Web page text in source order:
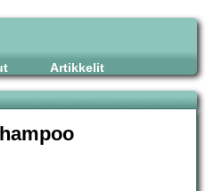
Artikkelit